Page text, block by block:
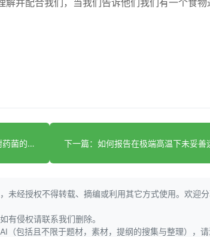
解并配合我们，当我们告诉他们我们有一个食
上一篇：土耳其研究人员发现对抗耐药菌的新药物
未经授权不得转载、摘编或利用其它方式使用。欢迎
有侵权请联系我们删除。
（包括且不限于题材，素材，提纲的搜集与整理），